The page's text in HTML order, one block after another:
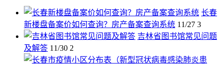
长春
新楼盘备案价如何查询？房产备案查询系统 11/27 3
吉林省图书馆常见问题
及解答 11/30 2